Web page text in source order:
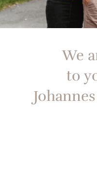
We
to